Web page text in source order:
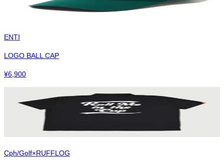
ENTI
LOGO BALL CAP
¥6,900
Cph/Golf×RUFFLOG